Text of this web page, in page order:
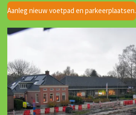
Aanleg nieuw voetpad en parkeerplaatsen.